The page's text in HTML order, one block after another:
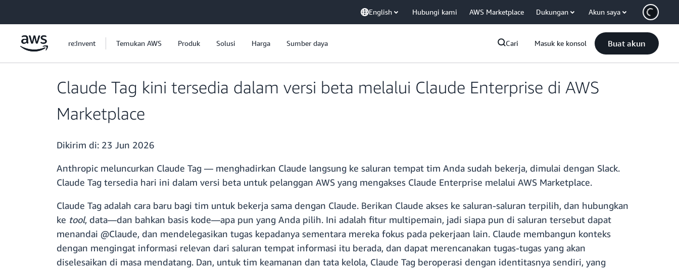
English Hubungi kami AWS Marketplace Dukungan Akun saya
re:Invent Temukan AWS Produk Solusi Harga Sumber daya Cari Masuk ke konsol Buat akun
Claude Tag kini tersedia dalam versi beta melalui Claude Enterprise di AWS
Marketplace
Dikirim di: 23 Jun 2026
Anthropic meluncurkan Claude Tag — menghadirkan Claude langsung ke saluran tempat tim Anda sudah bekerja, dimulai dengan Slack.
Claude Tag tersedia hari ini dalam versi beta untuk pelanggan AWS yang mengakses Claude Enterprise melalui AWS Marketplace.
Claude Tag adalah cara baru bagi tim untuk bekerja sama dengan Claude. Berikan Claude akses ke saluran-saluran terpilih, dan hubungkan
ke tool, data—dan bahkan basis kode—apa pun yang Anda pilih. Ini adalah fitur multipemain, jadi siapa pun di saluran tersebut dapat
menandai @Claude, dan mendelegasikan tugas kepadanya sementara mereka fokus pada pekerjaan lain. Claude membangun konteks
dengan mengingat informasi relevan dari saluran tempat informasi itu berada, dan dapat merencanakan tugas-tugas yang akan
diselesaikan di masa mendatang. Dan, untuk tim keamanan dan tata kelola, Claude Tag beroperasi dengan identitasnya sendiri, yang